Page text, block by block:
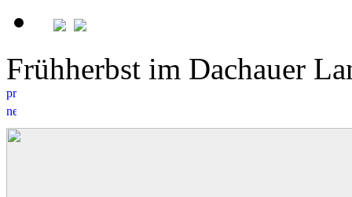
Frühherbst im Dachauer